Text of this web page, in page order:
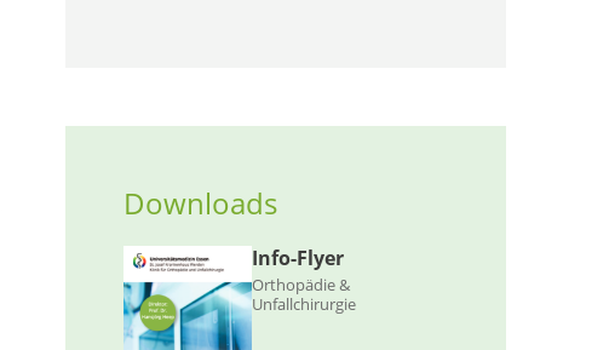
Downloads
Info-Flyer
Orthopädie &
Unfallchirurgie